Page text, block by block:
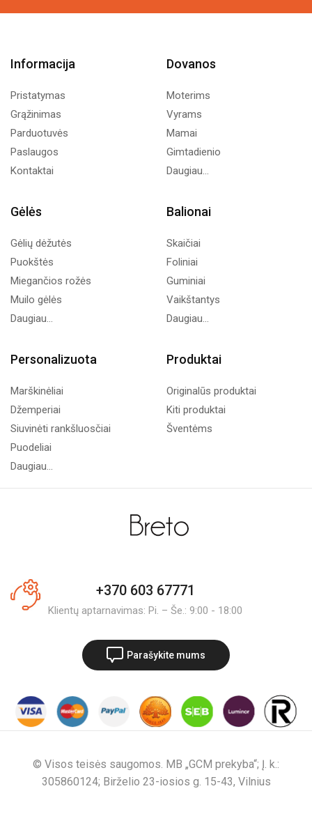
Informacija
Pristatymas
Grąžinimas
Parduotuvės
Paslaugos
Kontaktai
Dovanos
Moterims
Vyrams
Mamai
Gimtadienio
Daugiau...
Gėlės
Gėlių dėžutės
Puokštės
Miegančios rožės
Muilo gėlės
Daugiau...
Balionai
Skaičiai
Foliniai
Guminiai
Vaikštantys
Daugiau...
Personalizuota
Marškinėliai
Džemperiai
Siuvinėti rankšluosčiai
Puodeliai
Daugiau...
Produktai
Originalūs produktai
Kiti produktai
Šventėms
+370 603 67771
Klientų aptarnavimas: Pi. – Še.: 9:00 - 18:00
Parašykite mums
© Visos teisės saugomos. MB „GCM prekyba“; Į. k.:
305860124; Birželio 23-iosios g. 15-43, Vilnius